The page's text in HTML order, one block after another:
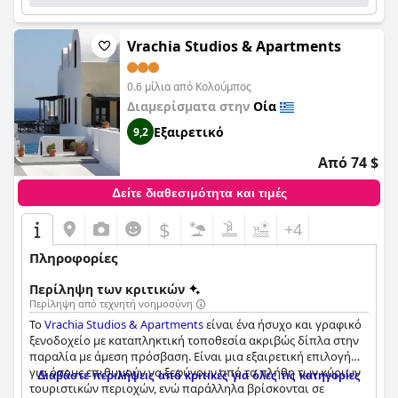
ιδιωτικά υδρομασάζ και μια ποικιλία ανέσεων. Συνολικά, το
Almyra Oia Suitesείναι ένα τέλειο σημείο διακοπών για όσους
αναζητούν μια χαλαρωτική και πολυτελή απόδραση.
Vrachia Studios & Apartments
0.6 μίλια από Κολούμπος
Διαμερίσματα στην Οία
9,2 Εξαιρετικό
Από 74 $
Δείτε διαθεσιμότητα και τιμές
$ +4
Πληροφορίες
Περίληψη των κριτικών
Περίληψη από τεχνητή νοημοσύνη
ΤοVrachia Studios & Apartmentsείναι ένα ήσυχο και γραφικό
ξενοδοχείο με καταπληκτική τοποθεσία ακριβώς δίπλα στην
παραλία με άμεση πρόσβαση. Είναι μια εξαιρετική επιλογή
για όσους επιθυμούν να ξεφύγουν από τα πλήθη των κύριων
τουριστικών περιοχών, ενώ παράλληλα βρίσκονται σε
Διαβάστε περιλήψεις από κριτικές για όλες τις κατηγορίες